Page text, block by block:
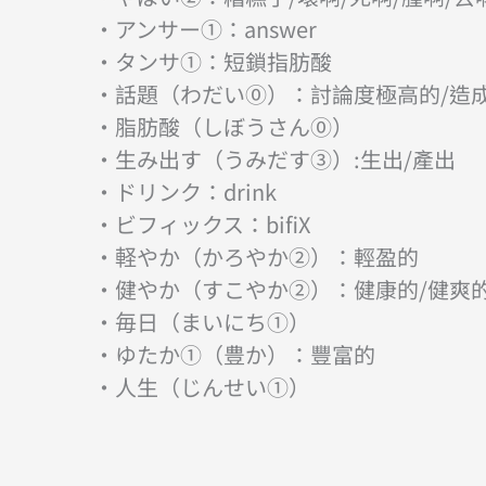
・アンサー①：answer
・タンサ①：短鎖指肪酸
・話題（わだい⓪）：討論度極高的/造
・脂肪酸（しぼうさん⓪）
・生み出す（うみだす③）:生出/產出
・ドリンク：drink
・ビフィックス：bifiX
・軽やか（かろやか②）：輕盈的
・健やか（すこやか②）：健康的/健爽
・毎日（まいにち①）
・ゆたか①（豊か）：豐富的
・人生（じんせい①）